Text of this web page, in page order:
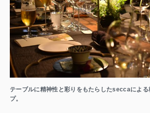
テーブルに精神性と彩りをもたらしたseccaによ
プ。